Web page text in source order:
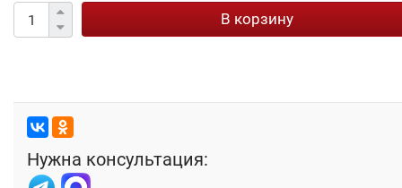
В корзину
Нужна консультация: